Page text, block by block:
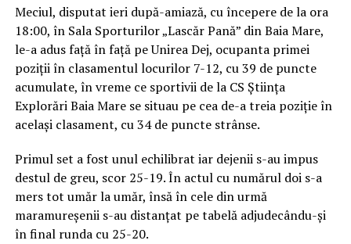
Meciul, disputat ieri după-amiază, cu începere de la ora
18:00, în Sala Sporturilor „Lascăr Pană” din Baia Mare,
le-a adus față în față pe Unirea Dej, ocupanta primei
poziții în clasamentul locurilor 7-12, cu 39 de puncte
acumulate, în vreme ce sportivii de la CS Știința
Explorări Baia Mare se situau pe cea de-a treia poziție în
același clasament, cu 34 de puncte strânse.
Primul set a fost unul echilibrat iar dejenii s-au impus
destul de greu, scor 25-19. În actul cu numărul doi s-a
mers tot umăr la umăr, însă în cele din urmă
maramureșenii s-au distanțat pe tabelă adjudecându-și
în final runda cu 25-20.